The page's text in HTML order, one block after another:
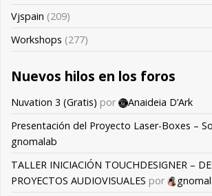
Vjspain (209)
Workshops (277)
Nuevos hilos en los foros
Nuvation 3 (Gratis) por
Anaideia D’Ark
Presentación del Proyecto Laser-Boxes –
gnomalab
TALLER INICIACIÓN TOUCHDESIGNER –
PROYECTOS AUDIOVISUALES por